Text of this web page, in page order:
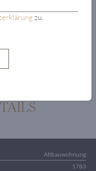
Altbauwohnung
1783
zu.